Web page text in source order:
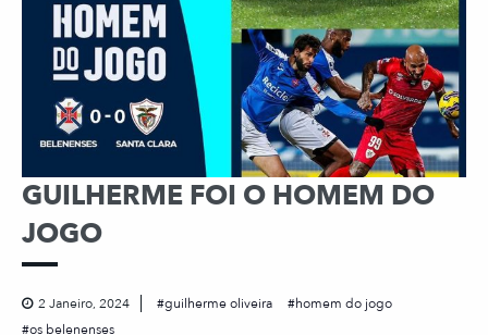
GUILHERME FOI O HOMEM DO
JOGO
2 Janeiro, 2024 guilherme oliveira
homem do jogo
os belenenses